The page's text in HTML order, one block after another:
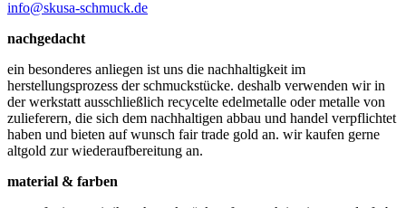
info@skusa-schmuck.de
nachgedacht
ein besonderes anliegen ist uns die nachhaltigkeit im
herstellungsprozess der schmuckstücke. deshalb verwenden wir in
der werkstatt ausschließlich recycelte edelmetalle oder metalle von
zulieferern, die sich dem nachhaltigen abbau und handel verpflichtet
haben und bieten auf wunsch fair trade gold an. wir kaufen gerne
altgold zur wiederaufbereitung an.
material & farben